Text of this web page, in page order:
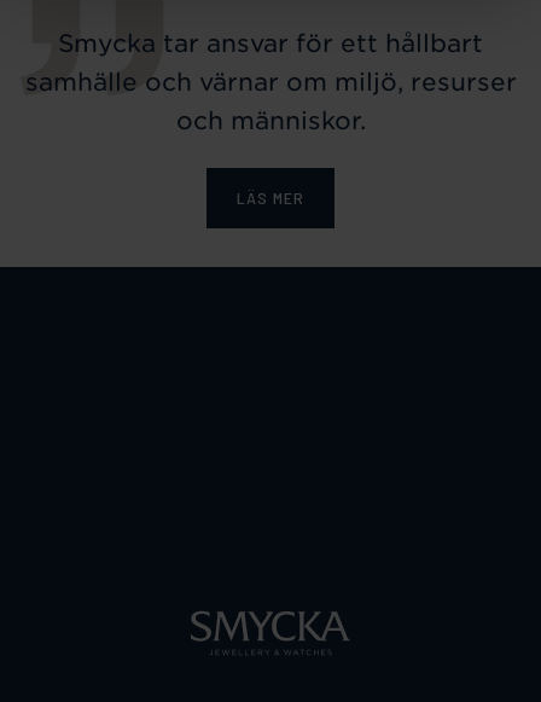
Smycka tar ansvar för ett hållbart
samhälle och värnar om miljö, resurser
och människor.
LÄS MER